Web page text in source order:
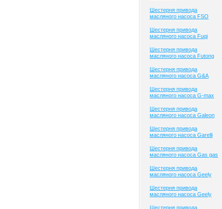
Шестерня привода
масляного насоса FSO
Шестерня привода
масляного насоса Fuqi
Шестерня привода
масляного насоса Futong
Шестерня привода
масляного насоса G&A
Шестерня привода
масляного насоса G-max
Шестерня привода
масляного насоса Galeon
Шестерня привода
масляного насоса Garelli
Шестерня привода
масляного насоса Gas gas
Шестерня привода
масляного насоса Geely
Шестерня привода
масляного насоса Geely
Шестерня привода